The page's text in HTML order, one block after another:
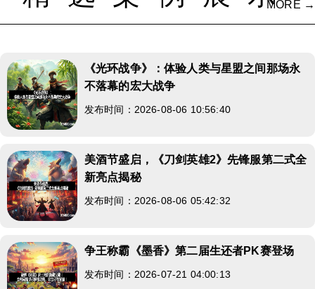
MORE →
《光环战争》：体验人类与星盟之间那场永
不落幕的宏大战争
发布时间：2026-08-06 10:56:40
美酒节盛启，《刀剑英雄2》先锋服第二式全
新亮点揭秘
发布时间：2026-08-06 05:42:32
争王称霸《墨香》第二届生还者PK赛登场
发布时间：2026-07-21 04:00:13